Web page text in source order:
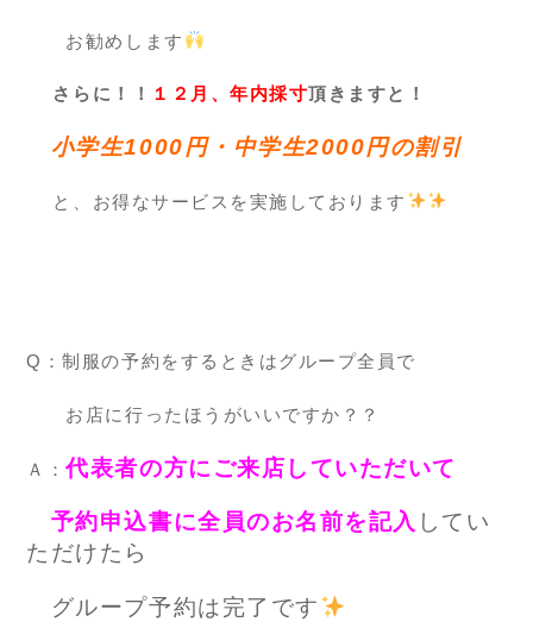
お勧めします
さらに！！ １２月、年内採寸頂きますと！
小学生1000円・中学生2000円の割引
と、お得なサービスを実施しております
Q：制服の予約をするときはグループ全員で
お店に行ったほうがいいですか？？
Ａ：代表者の方にご来店していただいて
予約申込書に全員のお名前を記入 してい
ただけたら
グループ予約は完了です